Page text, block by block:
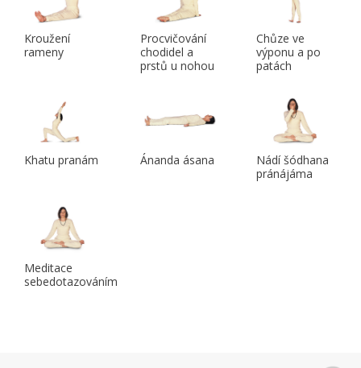
Kroužení
rameny
Procvičování
chodidel a
prstů u nohou
Chůze ve
výponu a po
patách
Khatu pranám Ánanda ásana
Nádí šódhana
pránájáma
Meditace
sebedotazováním